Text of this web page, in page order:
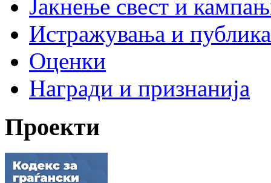
Јакнење свест и
Истражувања и
Оценки
Награди и признанија
Проекти